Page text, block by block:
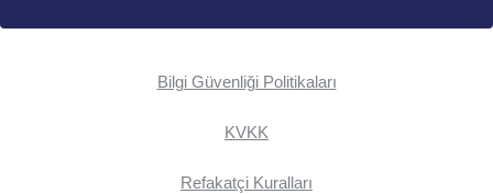
Bilgi Güvenliği Politikaları
KVKK
Refakatçi Kuralları